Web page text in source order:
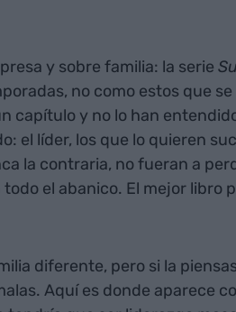
y sobre familia: la serie
no como estos que se
capítulo y no lo han
el líder, los que lo quieren
la contraria, no fueran a
el abanico. El mejor libro
diferente, pero si la
Aquí es donde aparece